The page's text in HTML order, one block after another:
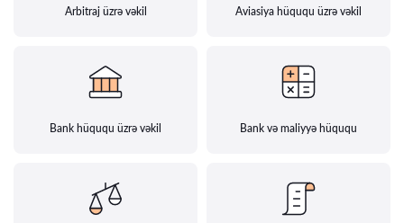
Arbitraj üzrə vəkil Aviasiya hüququ üzrə vəkil
Bank hüququ üzrə vəkil Bank və maliyyə hüququ